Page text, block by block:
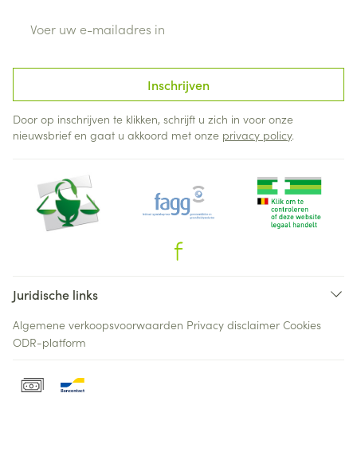
Inschrijven
Door op inschrijven te klikken, schrijft u zich in voor onze
nieuwsbrief en gaat u akkoord met onze privacy policy.
Juridische links
Algemene verkoopsvoorwaarden Privacy disclaimer Cookies
ODR-platform